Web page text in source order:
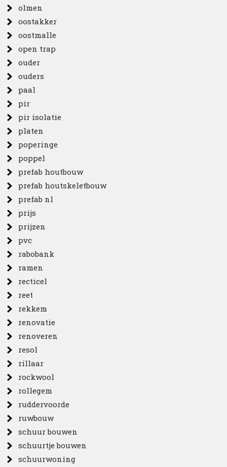
olmen
oostakker
oostmalle
open trap
ouder
ouders
paal
pir
pir isolatie
platen
poperinge
poppel
prefab houtbouw
prefab houtskeletbouw
prefab nl
prijs
prijzen
pvc
rabobank
ramen
recticel
reet
rekkem
renovatie
renoveren
resol
rillaar
rockwool
rollegem
ruddervoorde
ruwbouw
schuur bouwen
schuurtje bouwen
schuurwoning